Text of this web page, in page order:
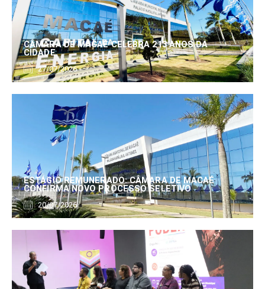
CÂMARA DE MACAÉ CELEBRA 213 ANOS DA
CIDADE
27/07/2026
ESTÁGIO REMUNERADO: CÂMARA DE MACAÉ
CONFIRMA NOVO PROCESSO SELETIVO
20/07/2026